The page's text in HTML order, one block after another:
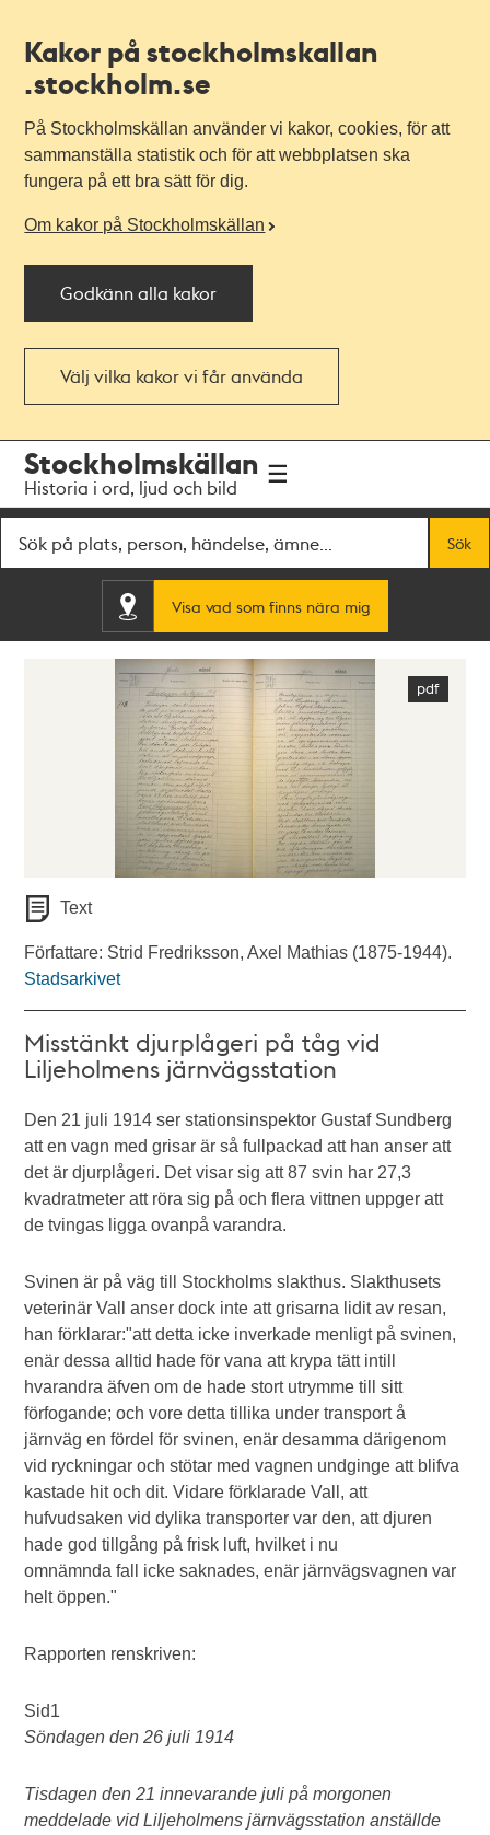
Kakor på stockholmskallan
.stockholm.se
På Stockholmskällan använder vi kakor, cookies, för att
sammanställa statistik och för att webbplatsen ska
fungera på ett bra sätt för dig.
Om kakor på Stockholmskällan
Godkänn alla kakor
Välj vilka kakor vi får använda
navigationen
huvudinnehållet
Stockholmskällan
Historia i ord, ljud och bild
Sök
Visa vad som finns nära mig
Text
Författare: Strid Fredriksson, Axel Mathias (1875-1944).
Stadsarkivet
Misstänkt djurplågeri på tåg vid
Liljeholmens järnvägsstation
Den 21 juli 1914 ser stationsinspektor Gustaf Sundberg
att en vagn med grisar är så fullpackad att han anser att
det är djurplågeri. Det visar sig att 87 svin har 27,3
kvadratmeter att röra sig på och flera vittnen uppger att
de tvingas ligga ovanpå varandra.
Svinen är på väg till Stockholms slakthus. Slakthusets
veterinär Vall anser dock inte att grisarna lidit av resan,
han förklarar:"att detta icke inverkade menligt på svinen,
enär dessa alltid hade för vana att krypa tätt intill
hvarandra äfven om de hade stort utrymme till sitt
förfogande; och vore detta tillika under transport å
järnväg en fördel för svinen, enär desamma därigenom
vid ryckningar och stötar med vagnen undginge att blifva
kastade hit och dit. Vidare förklarade Vall, att
hufvudsaken vid dylika transporter var den, att djuren
hade god tillgång på frisk luft, hvilket i nu
omnämnda fall icke saknades, enär järnvägsvagnen var
helt öppen."
Rapporten renskriven:
Sid1
Söndagen den 26 juli 1914
Tisdagen den 21 innevarande juli på morgonen
meddelade vid Liljeholmens järnvägsstation anställde